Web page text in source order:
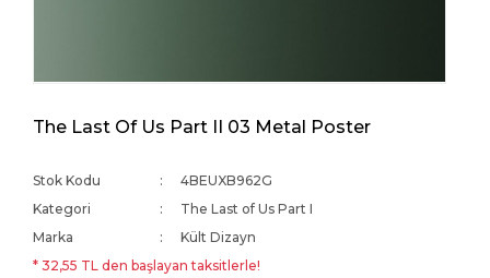
The Last Of Us Part II 03 Metal Poster
Stok Kodu
4BEUXB962G
Kategori
The Last of Us Part I
Marka
Kült Dizayn
* 32,55 TL den başlayan taksitlerle!